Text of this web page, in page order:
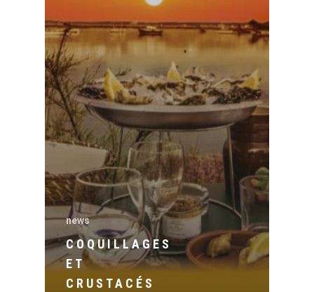
news
COQUILLAGES
ET
CRUSTACÉS